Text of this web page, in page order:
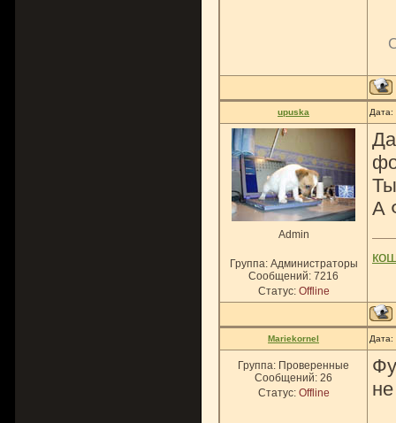
upuska
Admin
Группа: Администраторы
Сообщений: 7216
Статус: Offline
А
Mariekornel Дата:
Группа: Проверенные
Сообщений: 26
Статус: Offline